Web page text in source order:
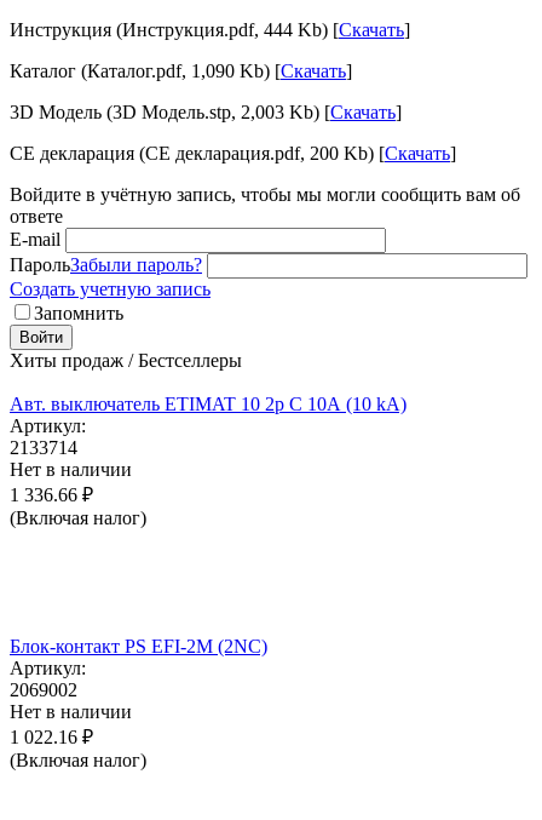
Инструкция (Инструкция.pdf, 444 Kb) [Скачать]
Каталог (Каталог.pdf, 1,090 Kb) [Скачать]
3D Модель (3D Модель.stp, 2,003 Kb) [Скачать]
CE декларация (CE декларация.pdf, 200 Kb) [Скачать]
Войдите в учётную запись, чтобы мы могли сообщить вам об
ответе
E-mail
ПарольЗабыли пароль?
Создать учетную запись
Запомнить
Войти
Хиты продаж / Бестселлеры
Авт. выключатель ETIMAT 10 2p C 10А (10 kA)
Артикул:
2133714
Нет в наличии
1 336.66 ₽
(Включая налог)
Блок-контакт PS EFI-2M (2NC)
Артикул:
2069002
Нет в наличии
1 022.16 ₽
(Включая налог)